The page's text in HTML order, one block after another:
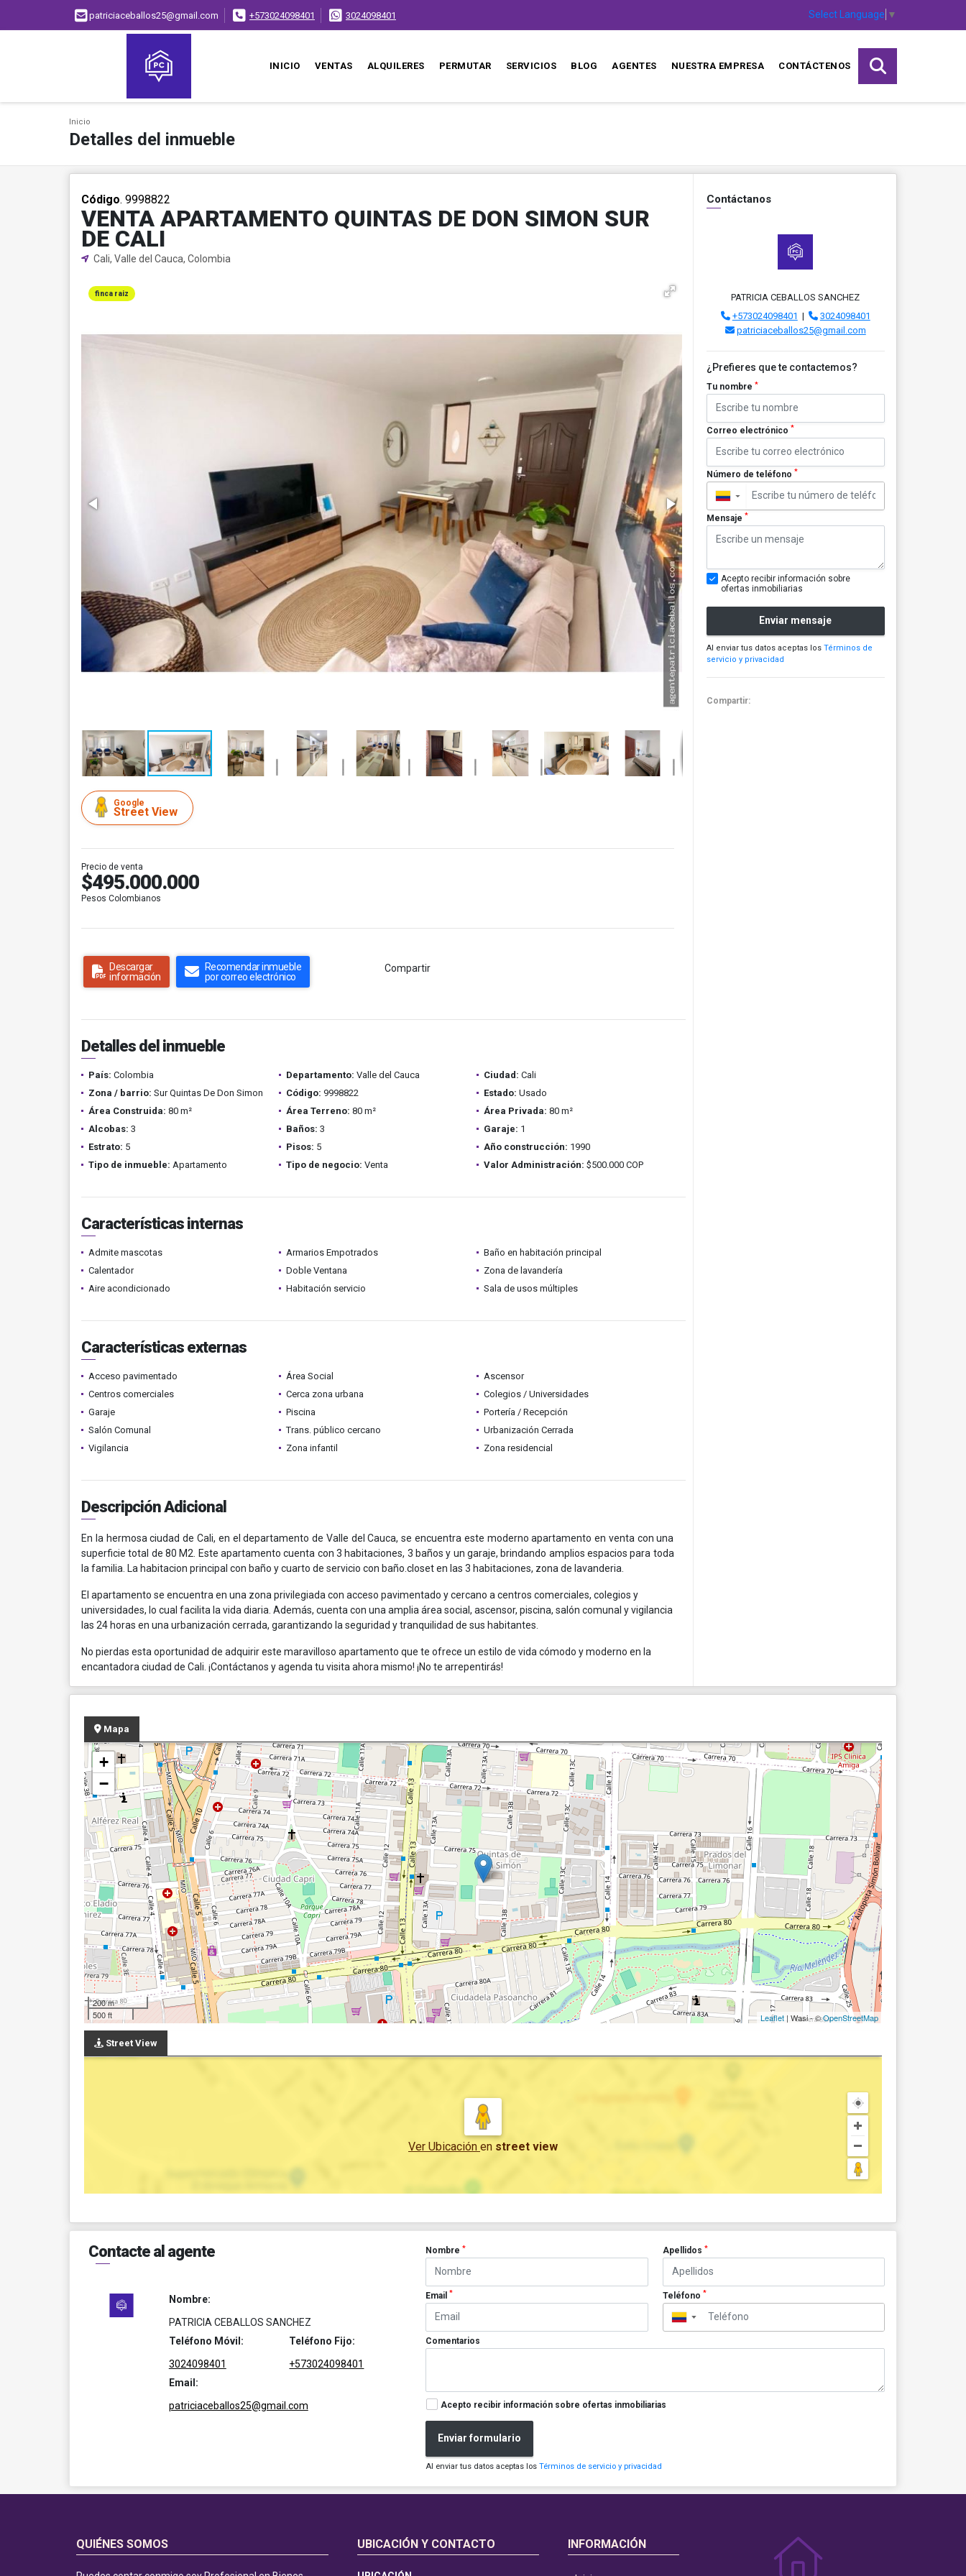
patriciaceballos25@gmail.com +573024098401 3024098401 Select Language ▼
INICIO VENTAS ALQUILERES PERMUTAR SERVICIOS BLOG AGENTES NUESTRA EMPRESA CONTÁCTENOS
Inicio
Detalles del inmueble
Código. 9998822
VENTA APARTAMENTO QUINTAS DE DON SIMON SUR
DE CALI
Cali, Valle del Cauca, Colombia
finca raiz
Google
Street View
Precio de venta
$495.000.000
Pesos Colombianos
Descargar
información
Recomendar inmueble
por correo electrónico
Compartir
Detalles del inmueble
País: Colombia Departamento: Valle del Cauca Ciudad: Cali
Zona / barrio: Sur Quintas De Don Simon Código: 9998822 Estado: Usado
Área Construida: 80 m² Área Terreno: 80 m² Área Privada: 80 m²
Alcobas: 3 Baños: 3 Garaje: 1
Estrato: 5 Pisos: 5 Año construcción: 1990
Tipo de inmueble: Apartamento Tipo de negocio: Venta Valor Administración: $500.000 COP
Características internas
Admite mascotas Armarios Empotrados
Baño en habitación principal
Calentador
Doble Ventana
Zona de lavandería
Aire acondicionado
Habitación servicio Sala de usos múltiples
Características externas
Acceso pavimentado Área Social
Ascensor
Centros comerciales
Cerca zona urbana
Colegios / Universidades
Garaje
Piscina
Portería / Recepción
Salón Comunal
Trans. público cercano
Urbanización Cerrada
Vigilancia
Zona infantil Zona residencial
Descripción Adicional
En la hermosa ciudad de Cali, en el departamento de Valle del Cauca, se encuentra este moderno apartamento en venta con una
superficie total de 80 M2. Este apartamento cuenta con 3 habitaciones, 3 baños y un garaje, brindando amplios espacios para toda
la familia. La habitacion principal con baño y cuarto de servicio con baño.closet en las 3 habitaciones, zona de lavanderia.
El apartamento se encuentra en una zona privilegiada con acceso pavimentado y cercano a centros comerciales, colegios y
universidades, lo cual facilita la vida diaria. Además, cuenta con una amplia área social, ascensor, piscina, salón comunal y vigilancia
las 24 horas en una urbanización cerrada, garantizando la seguridad y tranquilidad de sus habitantes.
No pierdas esta oportunidad de adquirir este maravilloso apartamento que te ofrece un estilo de vida cómodo y moderno en la
encantadora ciudad de Cali. ¡Contáctanos y agenda tu visita ahora mismo! ¡No te arrepentirás!
Contáctanos
PATRICIA CEBALLOS SANCHEZ
+573024098401 |
3024098401
patriciaceballos25@gmail.com
¿Prefieres que te contactemos?
Tu nombre *
Correo electrónico *
Número de teléfono *
▼
Mensaje *
Acepto recibir información sobre
ofertas inmobiliarias
Enviar mensaje
Al enviar tus datos aceptas los Términos de
servicio y privacidad
Compartir:
Mapa
+
−
200 m
500 ft
Leaflet | Wasi - ©OpenStreetMap
Street View
Ver Ubicación en street view
Contacte al agente
Nombre:
PATRICIA CEBALLOS SANCHEZ
Teléfono Móvil:
3024098401
Teléfono Fijo:
+573024098401
Email:
patriciaceballos25@gmail.com
Nombre* Apellidos *
Email* Teléfono *
▼
Comentarios
Acepto recibir información sobre ofertas inmobiliarias
Enviar formulario
Al enviar tus datos aceptas losTérminos de servicio y privacidad
QUIÉNES SOMOS UBICACIÓN Y CONTACTO INFORMACIÓN